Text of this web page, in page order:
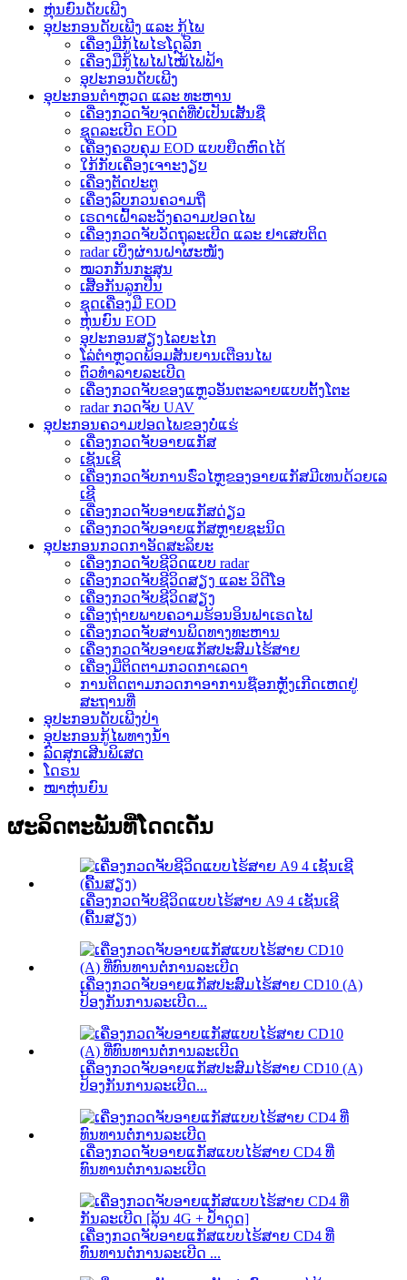
ຫຸ່ນຍົນດັບເພີງ
ອຸປະກອນດັບເພີງ ແລະ ກູ້ໄພ
ເຄື່ອງມືກູ້ໄພໄຮໂດຼລິກ
ເຄື່ອງມືກູ້ໄພໄຟໄໝ້ໄຟຟ້າ
ອຸປະກອນດັບເພີງ
ອຸປະກອນຕຳຫຼວດ ແລະ ທະຫານ
ເຄື່ອງກວດຈັບຈຸດຕໍ່ທີ່ບໍ່ເປັນເສັ້ນຊື່
ຊຸດລະເບີດ EOD
ເຄື່ອງຄວບຄຸມ EOD ແບບຍືດຫົດໄດ້
ໃກ້ກັບເຄື່ອງເຈາະງຽບ
ເຄື່ອງຕັດປະຕູ
ເຄື່ອງລົບກວນຄວາມຖີ່
ເຣດາເຝົ້າລະວັງຄວາມປອດໄພ
ເຄື່ອງກວດຈັບວັດຖຸລະເບີດ ແລະ ຢາເສບຕິດ
radar ເບິ່ງຜ່ານຝາຜະໜັງ
ໝວກກັນກະສຸນ
ເສື້ອກັນລູກປືນ
ຊຸດເຄື່ອງມື EOD
ຫຸ່ນຍົນ EOD
ອຸປະກອນສຽງໄລຍະໄກ
ໂລ່ຕຳຫຼວດພ້ອມສັນຍານເຕືອນໄພ
ຕົວທຳລາຍລະເບີດ
ເຄື່ອງກວດຈັບຂອງແຫຼວອັນຕະລາຍແບບຕັ້ງໂຕະ
radar ກວດຈັບ UAV
ອຸປະກອນຄວາມປອດໄພຂອງບໍ່ແຮ່
ເຄື່ອງກວດຈັບອາຍແກັສ
ເຊັນເຊີ
ເຄື່ອງກວດຈັບການຮົ່ວໄຫຼຂອງອາຍແກັສມີເທນດ້ວຍເລ
ເຊີ
ເຄື່ອງກວດຈັບອາຍແກັສດ່ຽວ
ເຄື່ອງກວດຈັບອາຍແກັສຫຼາຍຊະນິດ
ອຸປະກອນກວດກາອັດສະລິຍະ
ເຄື່ອງກວດຈັບຊີວິດແບບ radar
ເຄື່ອງກວດຈັບຊີວິດສຽງ ແລະ ວິດີໂອ
ເຄື່ອງກວດຈັບຊີວິດສຽງ
ເຄື່ອງຖ່າຍພາບຄວາມຮ້ອນອິນຟາເຣດໄຟ
ເຄື່ອງກວດຈັບສານພິດທາງທະຫານ
ເຄື່ອງກວດຈັບອາຍແກັສປະສົມໄຮ້ສາຍ
ເຄື່ອງມືຕິດຕາມກວດກາເລດາ
ການຕິດຕາມກວດກາອາການຊ໊ອກຫຼັງເກີດເຫດຢູ່
ສະຖານທີ່
ອຸປະກອນດັບເພີງປ່າ
ອຸປະກອນກູ້ໄພທາງນ້ຳ
ລົດສຸກເສີນພິເສດ
ໂດຣນ
ໝາຫຸ່ນຍົນ
ຜະລິດຕະພັນທີ່ໂດດເດັ່ນ
ເຄື່ອງກວດຈັບຊີວິດແບບໄຮ້ສາຍ A9 4 ເຊັນເຊີ
(ຄື້ນສຽງ)
ເຄື່ອງກວດຈັບອາຍແກັສປະສົມໄຮ້ສາຍ CD10 (A)
ປ້ອງກັນການລະເບີດ...
ເຄື່ອງກວດຈັບອາຍແກັສປະສົມໄຮ້ສາຍ CD10 (A)
ປ້ອງກັນການລະເບີດ...
ເຄື່ອງກວດຈັບອາຍແກັສແບບໄຮ້ສາຍ CD4 ທີ່
ທົນທານຕໍ່ການລະເບີດ
ເຄື່ອງກວດຈັບອາຍແກັສແບບໄຮ້ສາຍ CD4 ທີ່
ທົນທານຕໍ່ການລະເບີດ ...